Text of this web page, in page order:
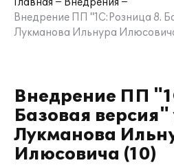
Главная
Внедрения
Внедрение ПП "1С:Розница 8.
Лукманова Ильнура
Внедрение ПП
Базовая
Лукманова
Илюсовича (10)